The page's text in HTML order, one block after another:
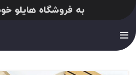
به فروشگاه هایلو